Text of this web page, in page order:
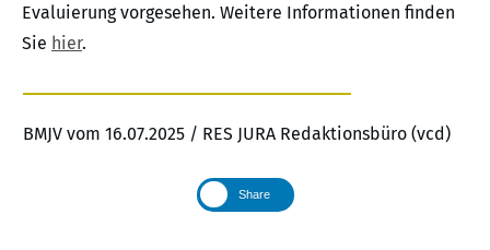
Evaluierung vorgesehen. Weitere Informationen finden
Sie hier.
BMJV vom 16.07.2025 / RES JURA Redaktionsbüro (vcd)
Share